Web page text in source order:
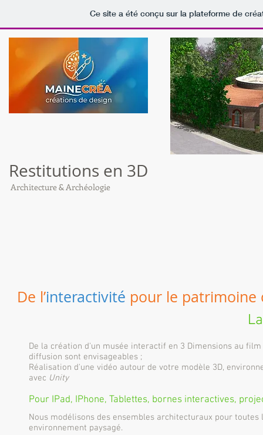
Ce site a été conçu sur la plateforme de
Restitutions en 3D
Architecture & Archéologie
De l’interactivité pour le patrimoine
De la création d'un musée interactif en 3 Dimensions au
diffusion sont envisageables ;
Réalisation d'une vidéo autour de votre modèle 3D,
avec Unity
Pour IPad, IPhone, Tablettes, bornes interactives,
Nous modélisons des ensembles architecturaux pour
environnement paysagé.